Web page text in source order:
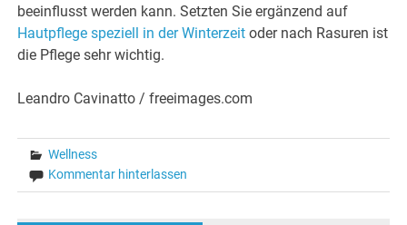
beeinflusst werden kann. Setzten Sie ergänzend auf
Hautpflege speziell in der Winterzeit oder nach Rasuren ist
die Pflege sehr wichtig.
Leandro Cavinatto / freeimages.com
Wellness
Kommentar hinterlassen